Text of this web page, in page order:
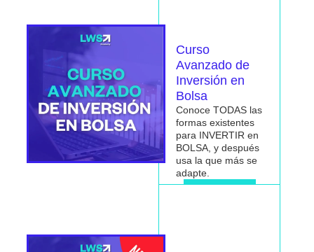
Curso
Avanzado de
Inversión en
Bolsa
Conoce TODAS las
formas existentes
para INVERTIR en
BOLSA, y después
usa la que más se
adapte.